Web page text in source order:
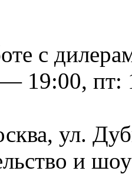
с
19:00, пт:
ул.
и